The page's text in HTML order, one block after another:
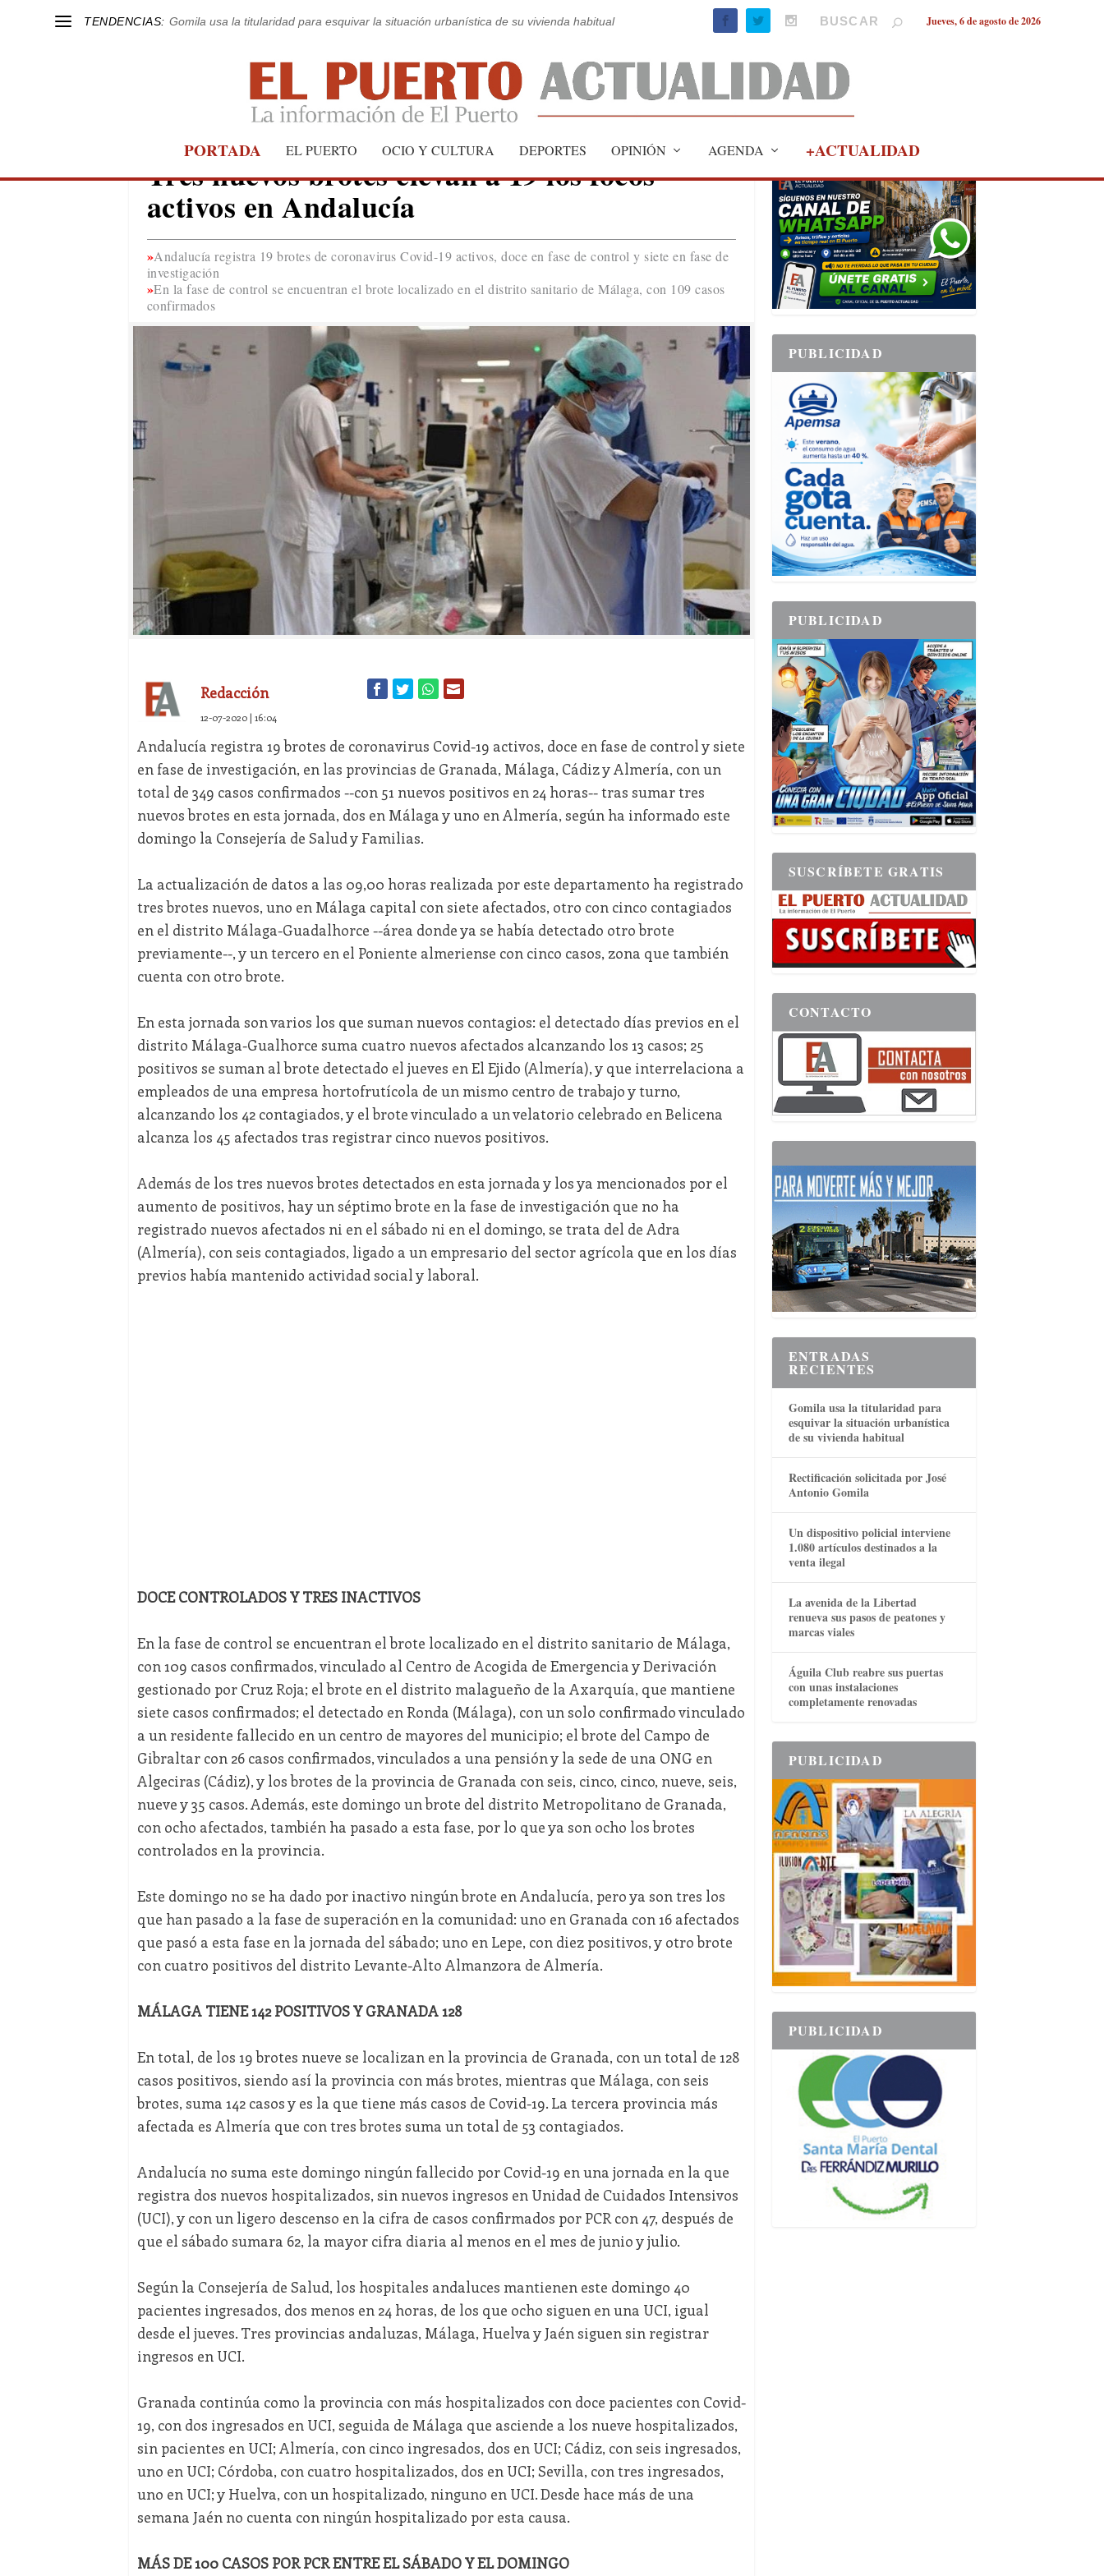
TENDENCIAS: Gomila usa la titularidad para esquivar la situación urbanística de su vivienda habitual Jueves, 6 de agosto de 2026
PORTADA EL PUERTO OCIO Y CULTURA DEPORTES OPINIÓN AGENDA +ACTUALIDAD
COVID-19
Tres nuevos brotes elevan a 19 los focos
activos en Andalucía
Andalucía registra 19 brotes de coronavirus Covid-19 activos, doce en fase de control y siete en fase de
investigación
En la fase de control se encuentran el brote localizado en el distrito sanitario de Málaga, con 109 casos
confirmados
Redacción
12-07-2020 | 16:04
Andalucía registra 19 brotes de coronavirus Covid-19 activos, doce en fase de control y siete
en fase de investigación, en las provincias de Granada, Málaga, Cádiz y Almería, con un
total de 349 casos confirmados --con 51 nuevos positivos en 24 horas-- tras sumar tres
nuevos brotes en esta jornada, dos en Málaga y uno en Almería, según ha informado este
domingo la Consejería de Salud y Familias.
La actualización de datos a las 09,00 horas realizada por este departamento ha registrado
tres brotes nuevos, uno en Málaga capital con siete afectados, otro con cinco contagiados
en el distrito Málaga-Guadalhorce --área donde ya se había detectado otro brote
previamente--, y un tercero en el Poniente almeriense con cinco casos, zona que también
cuenta con otro brote.
En esta jornada son varios los que suman nuevos contagios: el detectado días previos en el
distrito Málaga-Gualhorce suma cuatro nuevos afectados alcanzando los 13 casos; 25
positivos se suman al brote detectado el jueves en El Ejido (Almería), y que interrelaciona a
empleados de una empresa hortofrutícola de un mismo centro de trabajo y turno,
alcanzando los 42 contagiados, y el brote vinculado a un velatorio celebrado en Belicena
alcanza los 45 afectados tras registrar cinco nuevos positivos.
Además de los tres nuevos brotes detectados en esta jornada y los ya mencionados por el
aumento de positivos, hay un séptimo brote en la fase de investigación que no ha
registrado nuevos afectados ni en el sábado ni en el domingo, se trata del de Adra
(Almería), con seis contagiados, ligado a un empresario del sector agrícola que en los días
previos había mantenido actividad social y laboral.
DOCE CONTROLADOS Y TRES INACTIVOS
En la fase de control se encuentran el brote localizado en el distrito sanitario de Málaga,
con 109 casos confirmados, vinculado al Centro de Acogida de Emergencia y Derivación
gestionado por Cruz Roja; el brote en el distrito malagueño de la Axarquía, que mantiene
siete casos confirmados; el detectado en Ronda (Málaga), con un solo confirmado vinculado
a un residente fallecido en un centro de mayores del municipio; el brote del Campo de
Gibraltar con 26 casos confirmados, vinculados a una pensión y la sede de una ONG en
Algeciras (Cádiz), y los brotes de la provincia de Granada con seis, cinco, cinco, nueve, seis,
nueve y 35 casos. Además, este domingo un brote del distrito Metropolitano de Granada,
con ocho afectados, también ha pasado a esta fase, por lo que ya son ocho los brotes
controlados en la provincia.
Este domingo no se ha dado por inactivo ningún brote en Andalucía, pero ya son tres los
que han pasado a la fase de superación en la comunidad: uno en Granada con 16 afectados
que pasó a esta fase en la jornada del sábado; uno en Lepe, con diez positivos, y otro brote
con cuatro positivos del distrito Levante-Alto Almanzora de Almería.
MÁLAGA TIENE 142 POSITIVOS Y GRANADA 128
En total, de los 19 brotes nueve se localizan en la provincia de Granada, con un total de 128
casos positivos, siendo así la provincia con más brotes, mientras que Málaga, con seis
brotes, suma 142 casos y es la que tiene más casos de Covid-19. La tercera provincia más
afectada es Almería que con tres brotes suma un total de 53 contagiados.
Andalucía no suma este domingo ningún fallecido por Covid-19 en una jornada en la que
registra dos nuevos hospitalizados, sin nuevos ingresos en Unidad de Cuidados Intensivos
(UCI), y con un ligero descenso en la cifra de casos confirmados por PCR con 47, después de
que el sábado sumara 62, la mayor cifra diaria al menos en el mes de junio y julio.
Según la Consejería de Salud, los hospitales andaluces mantienen este domingo 40
pacientes ingresados, dos menos en 24 horas, de los que ocho siguen en una UCI, igual
desde el jueves. Tres provincias andaluzas, Málaga, Huelva y Jaén siguen sin registrar
ingresos en UCI.
Granada continúa como la provincia con más hospitalizados con doce pacientes con Covid-
19, con dos ingresados en UCI, seguida de Málaga que asciende a los nueve hospitalizados,
sin pacientes en UCI; Almería, con cinco ingresados, dos en UCI; Cádiz, con seis ingresados,
uno en UCI; Córdoba, con cuatro hospitalizados, dos en UCI; Sevilla, con tres ingresados,
uno en UCI; y Huelva, con un hospitalizado, ninguno en UCI. Desde hace más de una
semana Jaén no cuenta con ningún hospitalizado por esta causa.
MÁS DE 100 CASOS POR PCR ENTRE EL SÁBADO Y EL DOMINGO
PUBLICIDAD
PUBLICIDAD
PUBLICIDAD
SUSCRÍBETE GRATIS
CONTACTO
ENTRADAS
RECIENTES
Gomila usa la titularidad para
esquivar la situación urbanística
de su vivienda habitual
Rectificación solicitada por José
Antonio Gomila
Un dispositivo policial interviene
1.080 artículos destinados a la
venta ilegal
La avenida de la Libertad
renueva sus pasos de peatones y
marcas viales
Águila Club reabre sus puertas
con unas instalaciones
completamente renovadas
PUBLICIDAD
PUBLICIDAD